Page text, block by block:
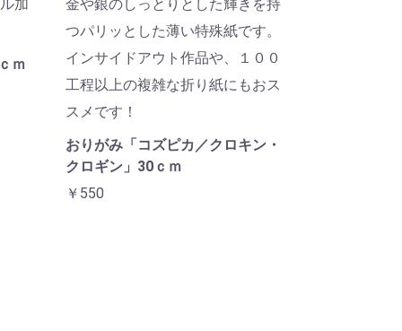
加
ｍ
金や銀のしっとりとした輝きを持
つパリッとした薄い特殊紙です。
インサイドアウト作品や、１００
工程以上の複雑な折り紙にもおス
スメです！
おりがみ「コズピカ／クロキン・
クロギン」30ｃｍ
￥550